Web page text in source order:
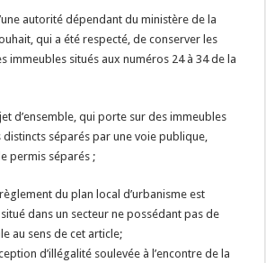
autorité dépendant du ministère de la
qui a été respecté, de conserver les
immeubles situés aux numéros 24 à 34 de la
d’ensemble, qui porte sur des immeubles
séparés par une voie publique,
permis séparés ;
du plan local d’urbanisme est
dans un secteur ne possédant pas de
au sens de cet article;
d’illégalité soulevée à l’encontre de la